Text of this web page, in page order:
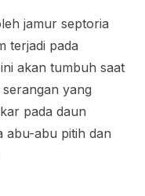
jamur septoria
terjadi pada
akan tumbuh saat
yang
pada daun
abu-abu pitih dan